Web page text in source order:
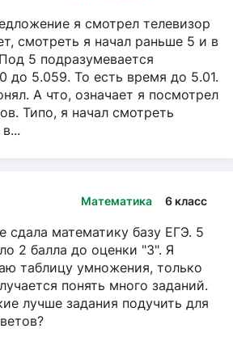
я смотрел телевизор
смотреть я начал раньше 5 и в
5 подразумевается
до 5.059. То есть время до 5.01.
А что, означает я посмотрел
Типо, я начал смотреть
Математика 6 класс
сдала математику базу ЕГЭ. 5
2 балла до оценки "3". Я
таблицу умножения, только
понять много заданий.
лучше задания подучить для